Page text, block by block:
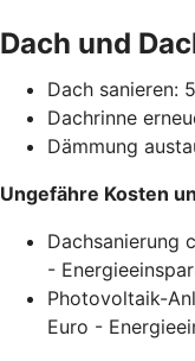
Dach und
Dach sanieren:
Dachrinne
Dämmung
Ungefähre Kosten
Dachsanierung
-
Photovoltaik-
Euro -